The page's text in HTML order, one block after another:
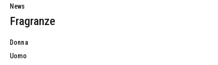
News
Fragranze
Donna
Uomo